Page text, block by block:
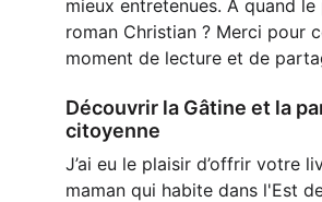
mieux entretenues. A quand
roman Christian ? Merci pour
moment de lecture et de
Découvrir la Gâtine et la
citoyenne
J’ai eu le plaisir d’offrir votre
maman qui habite dans l'Est